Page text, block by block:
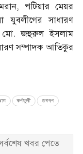
পটিয়ার মেয়র
যুবলীগের সাধারণ
মো. জহুরুল ইসলাম
সম্পাদক আতিকুর
কর্ণফুলী
জনগণ
খবর পেতে